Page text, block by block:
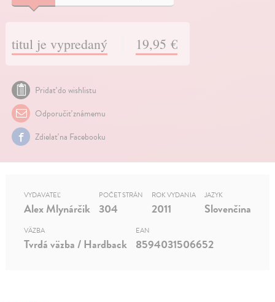
titul je vypredaný 19,95 €
Pridať do wishlistu
Odporučiť známemu
Zdielať na Facebooku
VYDAVATEĽ
Alex Mlynárčik
POČET STRÁN
304
ROK VYDANIA
2011
JAZYK
Slovenčina
VÄZBA
Tvrdá väzba / Hardback
EAN
8594031506652